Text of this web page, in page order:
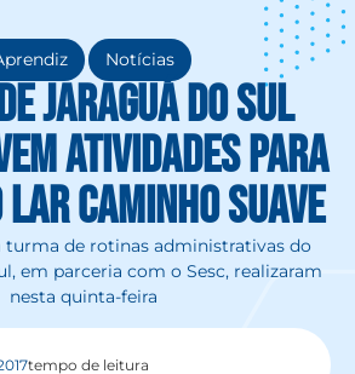
, Notícias
Jaraguá do Sul
atividades para
Caminho Suave
turma de rotinas administrativas do
em parceria com o Sesc, realizaram
nesta quinta-feira
tempo de leitura